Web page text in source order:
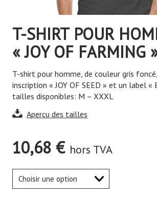
T-SHIRT POUR
« JOY OF FARMING
T-shirt pour homme, de couleur gris
inscription « JOY OF SEED » et un label «
tailles disponibles: M – XXXL
Aperçu des tailles
10,68 € hors TVA